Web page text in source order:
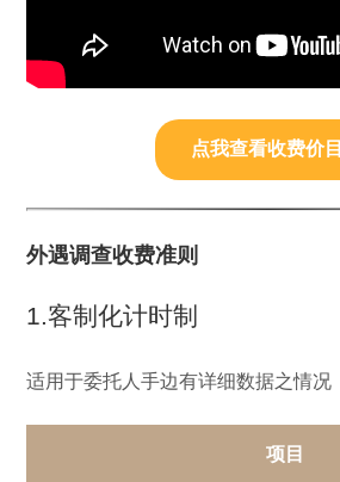
点我查看收费价目
外遇调查收费准则
1.客制化计时制
适用于委托人手边有详细数据之情况
项目